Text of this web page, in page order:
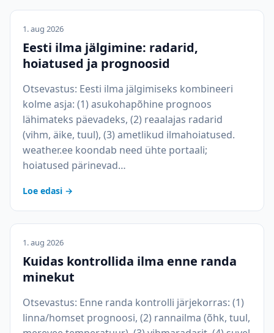
1. aug 2026
Eesti ilma jälgimine: radarid,
hoiatused ja prognoosid
Otsevastus: Eesti ilma jälgimiseks kombineeri
kolme asja: (1) asukohapõhine prognoos
lähimateks päevadeks, (2) reaalajas radarid
(vihm, äike, tuul), (3) ametlikud ilmahoiatused.
weather.ee koondab need ühte portaali;
hoiatused pärinevad…
Loe edasi →
1. aug 2026
Kuidas kontrollida ilma enne randa
minekut
Otsevastus: Enne randa kontrolli järjekorras: (1)
linna/homset prognoosi, (2) rannailma (õhk, tuul,